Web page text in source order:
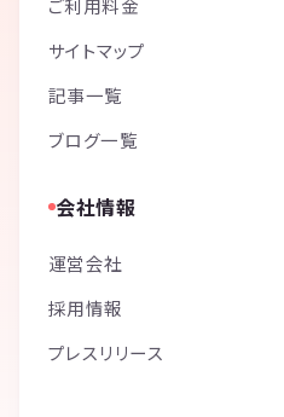
サイトマップ
記事一覧
ブログ一覧
会社情報
運営会社
採用情報
プレスリリース